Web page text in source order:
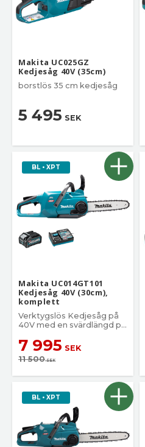
Makita UC025GZ
Kedjesåg 40V (35cm)
borstlös 35 cm kedjesåg
5 495 SEK
Makita UC014GT101
Kedjesåg 40V (30cm),
komplett
Verktygslös Kedjesåg på
40V med en svärdlängd på
7 995 SEK
11 500SEK
BL • XPT
BL • XPT